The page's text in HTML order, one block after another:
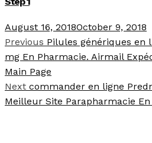
August 16, 2018October 9, 2018
Previous Pilules génériques en
mg En Pharmacie. Airmail
Main Page
Next commander en ligne
Meilleur Site Parapharmacie En